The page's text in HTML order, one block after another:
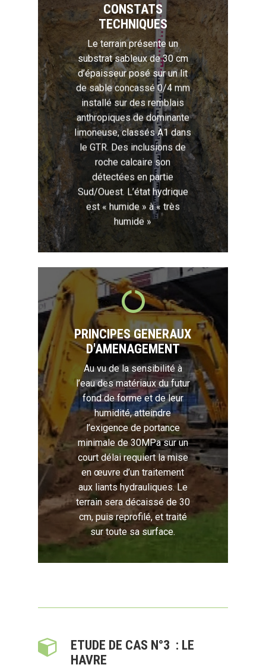
CONSTATS
TECHNIQUES
Le terrain présente un
substrat sableux de 30 cm
d’épaisseur posé sur un lit
de sable concassé 0/4 mm
installé sur des remblais
anthropiques de dominante
limoneuse, classés A1 dans
le GTR. Des inclusions de
roche calcaire son
détectées en partie
Sud/Ouest. L’état hydrique
est « humide » à « très
humide »
PRINCIPES GENERAUX
D'AMENAGEMENT
Au vu de la sensibilité à
l’eau des matériaux du futur
fond de forme et de leur
humidité, atteindre
l’exigence de portance
minimale de 30MPa sur un
court délai requiert la mise
en œuvre d’un traitement
aux liants hydrauliques. Le
terrain sera décaissé de 30
cm, puis reprofilé, et traité
sur toute sa surface.
ETUDE DE CAS N°3 : LE
HAVRE